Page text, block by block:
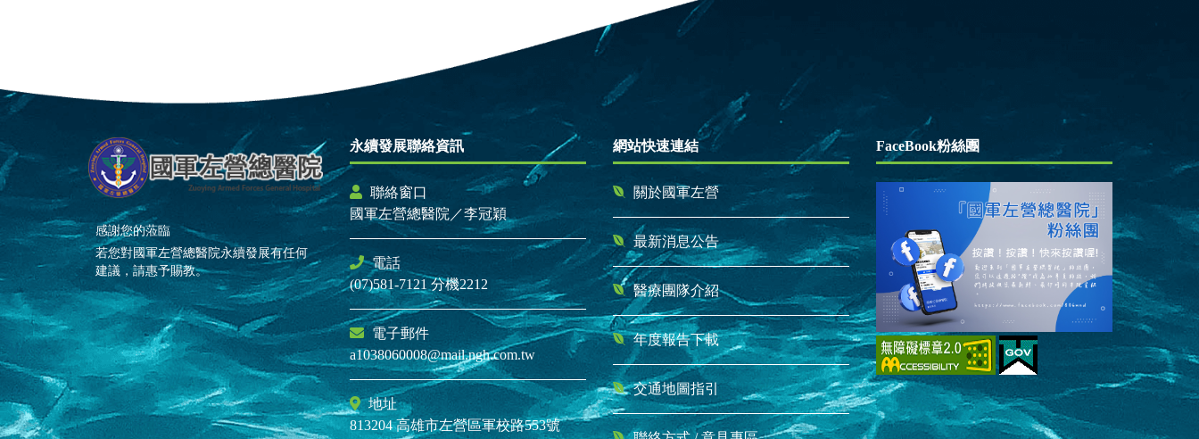
感謝您的蒞臨
若您對國軍左營總醫院永續發展有任何
建議，請惠予賜教。
永續發展聯絡資訊
聯絡窗口
國軍左營總醫院／李冠穎
電話
(07)581-7121 分機2212
電子郵件
a1038060008@mail.ngh.com.tw
地址
813204 高雄市左營區軍校路553號
網站快速連結
關於國軍左營
最新消息公告
醫療團隊介紹
年度報告下載
交通地圖指引
FaceBook粉絲團